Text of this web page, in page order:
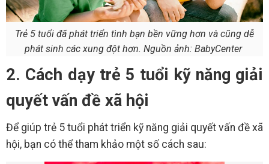
Trẻ 5 tuổi đã phát triển tình bạn bền vững hơn và cũng dễ
phát sinh các xung đột hơn. Nguồn ảnh: BabyCenter
2. Cách dạy trẻ 5 tuổi kỹ năng giải
quyết vấn đề xã hội
Để giúp trẻ 5 tuổi phát triển kỹ năng giải quyết vấn đề xã
hội, bạn có thể tham khảo một số cách sau: